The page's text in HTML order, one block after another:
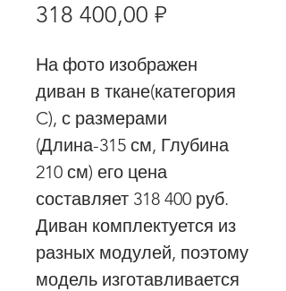
318 400,00 ₽
На фото изображен
диван в ткане(категория
C), с размерами
(Длина-315 см, Глубина
210 см) его цена
составляет 318 400 руб.
Диван комплектуется из
разных модулей, поэтому
модель изготавливается